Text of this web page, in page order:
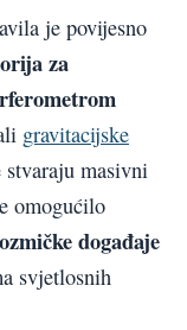
je povijesno
za
gravitacijske
stvaraju masivni
omogućilo
događaje
svjetlosnih